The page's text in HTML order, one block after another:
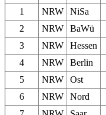
1
NRW NiSa
2
NRW BaWü
3
NRW Hessen
4
NRW Berlin
5
NRW Ost
6
NRW Nord